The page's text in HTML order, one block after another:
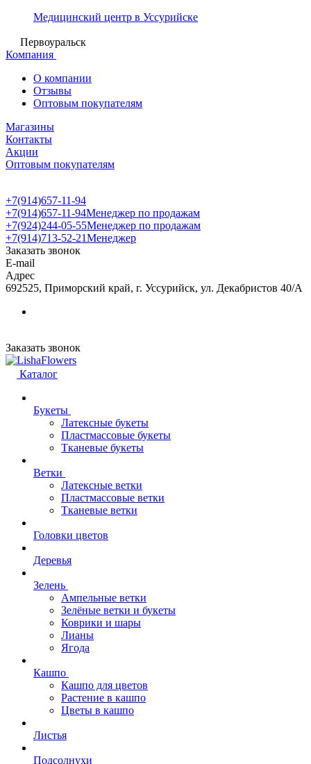
Медицинский центр в Уссурийске
Первоуральск
Компания
О компании
Отзывы
Оптовым покупателям
Магазины
Контакты
Акции
Оптовым покупателям
+7(914)657-11-94
+7(914)657-11-94Менеджер по продажам
+7(924)244-05-55Менеджер по продажам
+7(914)713-52-21Менеджер
Заказать звонок
E-mail
Адрес
692525, Приморский край, г. Уссурийск, ул. Декабристов 40/А
Заказать звонок
Каталог
Букеты
Латексные букеты
Пластмассовые букеты
Тканевые букеты
Ветки
Латексные ветки
Пластмассовые ветки
Тканевые ветки
Головки цветов
Деревья
Зелень
Ампельные ветки
Зелёные ветки и букеты
Коврики и шары
Лианы
Ягода
Кашпо
Кашпо для цветов
Растение в кашпо
Цветы в кашпо
Листья
Подсолнухи